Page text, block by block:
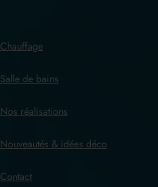
Chauffage
Salle de bains
Nos réalisations
Nouveautés & idées déco
Contact